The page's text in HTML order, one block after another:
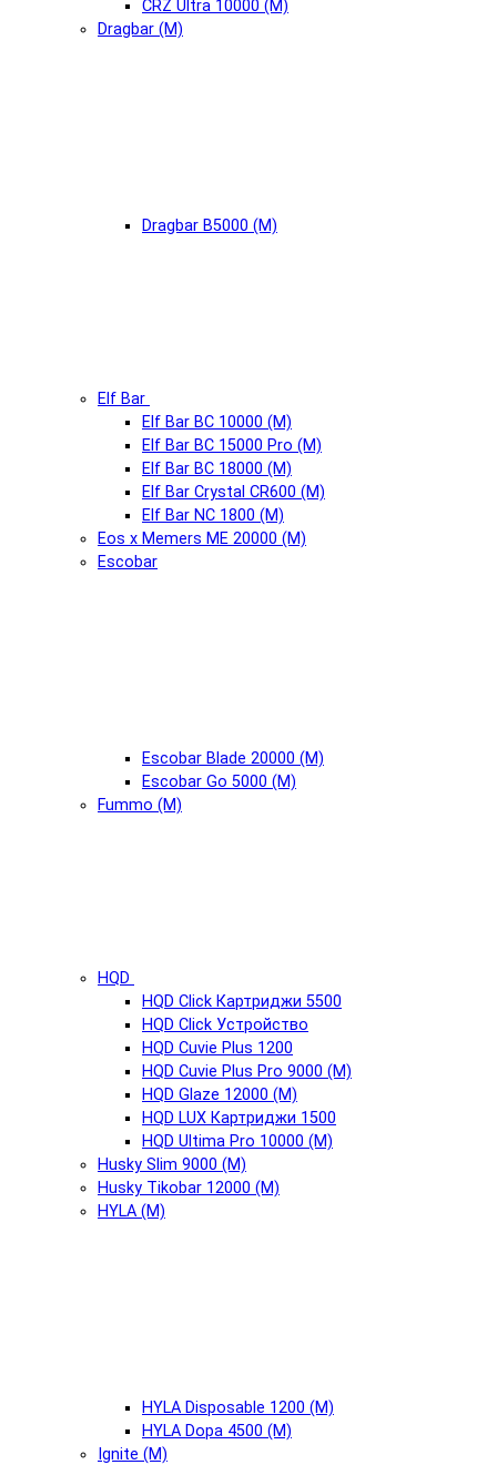
CRZ Ultra 10000 (М)
Dragbar (М)
Dragbar B5000 (М)
Elf Bar
Elf Bar BC 10000 (М)
Elf Bar BC 15000 Pro (М)
Elf Bar BC 18000 (М)
Elf Bar Crystal CR600 (М)
Elf Bar NC 1800 (М)
Eos x Memers ME 20000 (М)
Escobar
Escobar Blade 20000 (М)
Escobar Go 5000 (М)
Fummo (М)
HQD
HQD Click Картриджи 5500
HQD Click Устройство
HQD Cuvie Plus 1200
HQD Cuvie Plus Pro 9000 (М)
HQD Glaze 12000 (М)
HQD LUX Картриджи 1500
HQD Ultima Pro 10000 (М)
Husky Slim 9000 (М)
Husky Tikobar 12000 (М)
HYLA (М)
HYLA Disposable 1200 (М)
HYLA Dopa 4500 (М)
Ignite (М)